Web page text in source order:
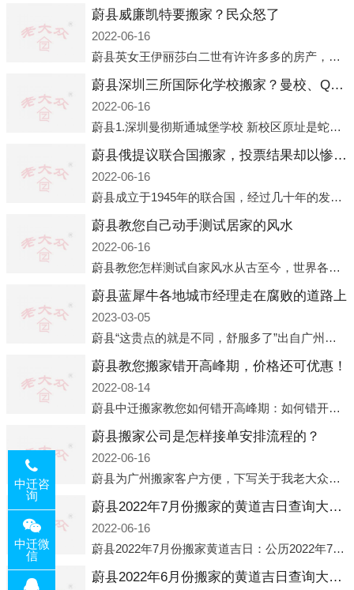
蔚县威廉凯特要搬家？民众怒了
2022-06-16
蔚县英女王伊丽莎白二世有许许多多的房产，遍布英国各地。而作为英女王的亲孙子、未来的英国国王，威廉王子自然也能享受到女王的房产。目前，威廉凯特以及三个孩子有两个经常居住的地点，一处是位于伦敦的肯辛顿宫，一处
蔚县深圳三所国际化学校搬家？曼校、QSI、南山中英文搬走了
2022-06-16
蔚县1.深圳曼彻斯通城堡学校 新校区原址是蛇口国际据悉，此次曼彻斯通城堡学校搬迁到蛇口新校区的开办与蛇口外籍人员子女学校（蛇口国际）有很大的关联。2021年，太子湾实验部就宣布在2022年正式并入蛇口外籍
蔚县俄提议联合国搬家，投票结果却以惨败收场
2022-06-16
蔚县成立于1945年的联合国，经过几十年的发展，如今拥有193个成员国。拥有如此众多会员国的联合国，可以说是世界上最具代表性的国际组织，也是世界上分量最重、有着较高话语权的国际组织。但以美国为首的西方国家
蔚县教您自己动手测试居家的风水
2022-06-16
蔚县教您怎样测试自家风水从古至今，世界各地的人们都在研究人在乾坤中的位置以及它们所形成的关系。通过探究季节转换、星象变化，并且在所观测到的自然规律的指导下，人们开始认识到居住在不同住宅中的人，其一生中的财
蔚县蓝犀牛各地城市经理走在腐败的道路上
2023-03-05
蔚县“这贵点的就是不同，舒服多了”出自广州运营邓经理的口中。2023年开年刚出来，三个司机（加盟蓝犀牛的个人队伍）便请广州经理去佛山娱乐场所大消费了一次，据知悉一晚消费达一万多，由三人平摊费用，燃鹅这样的
蔚县教您搬家错开高峰期，价格还可优惠！
2022-08-14
蔚县中迁搬家教您如何错开高峰期：如何错开高峰期搬家，中迁搬家做了一些电话数据统计和分析，发现市民中午2点左右访问网站的人是最多的，电话咨询是早上9点左右是最多的，预约搬家周六和周日是最多的，网上QQ微
蔚县搬家公司是怎样接单安排流程的？
2022-06-16
蔚县为广州搬家客户方便，下写关于我老大众搬家公司接单的流程，九条给搬家朋友参考，了解搬家公司工序，免去搬家时的没有准备好的工作，给您及时快速的搬好家。一．电话咨询：专人接待客户电话咨询，初步了解客户搬 家
蔚县2022年7月份搬家的黄道吉日查询大全一览表哪天适合搬家好日子
2022-06-16
蔚县2022年7月份搬家黄道吉日：公历2022年7月6日 农历六月初八 星期三 冲虎(甲寅)公历2022年7月12日 农历六月十四 星期二 冲猴(庚申)公历2022年7月13日 农历六月十五 星期三 冲鸡
蔚县2022年6月份搬家的黄道吉日查询大全一览表哪天适合搬家好日子
中迁咨
询
中迁微
信